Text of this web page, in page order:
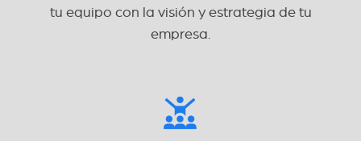
tu equipo con la visión y estrategia de tu
empresa.